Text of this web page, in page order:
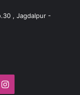
, Jagdalpur -
Instagram